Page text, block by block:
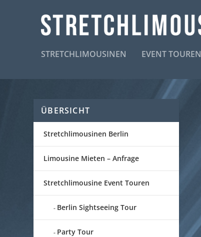
STRETCHLIMOUSINEN EVENT TOUREN
ÜBERSICHT
Stretchlimousinen Berlin
Limousine Mieten – Anfrage
Stretchlimousine Event Touren
Berlin Sightseeing Tour
Party Tour